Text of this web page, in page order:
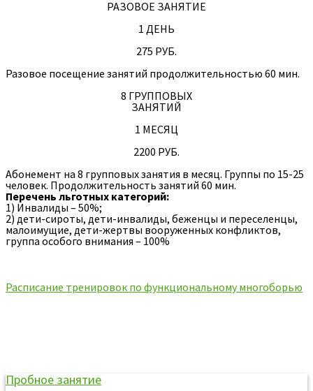
РАЗОВОЕ ЗАНЯТИЕ
1 ДЕНЬ
275 РУБ.
Разовое посещение занятий продолжительностью 60 мин.
8 ГРУППОВЫХ
ЗАНЯТИЙ
1 МЕСЯЦ
2200 РУБ.
Абонемент на 8 групповых занятия в месяц. Группы по 15-25
человек. Продолжительность занятий 60 мин.
Перечень льготных категорий:
1) Инвалиды – 50%;
2) дети-сироты, дети-инвалиды, беженцы и переселенцы,
малоимущие, дети-жертвы вооруженных конфликтов,
группа особого внимания – 100%
Расписание тренировок по функциональному многоборью
Пробное занятие